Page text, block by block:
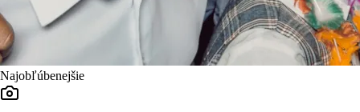
Najobľúbenejšie